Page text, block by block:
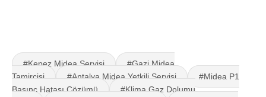
#Kepez Midea Servisi
#Gazi Midea
Tamircisi
#Antalya Midea Yetkili Servisi
#Midea P1
Basınç Hatası Çözümü
#Klima Gaz Dolumu